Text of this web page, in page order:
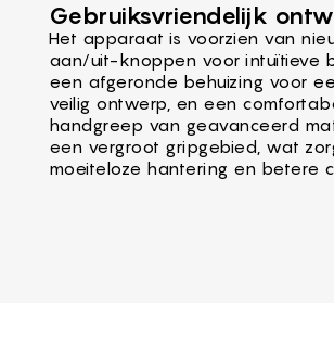
Gebruiksvriendelijk
Het apparaat is voorzien van
aan/uit-knoppen voor intuïtieve
een afgeronde behuizing voor
veilig ontwerp, en een
handgreep van geavanceerd
een vergroot gripgebied, wat
moeiteloze hantering en betere